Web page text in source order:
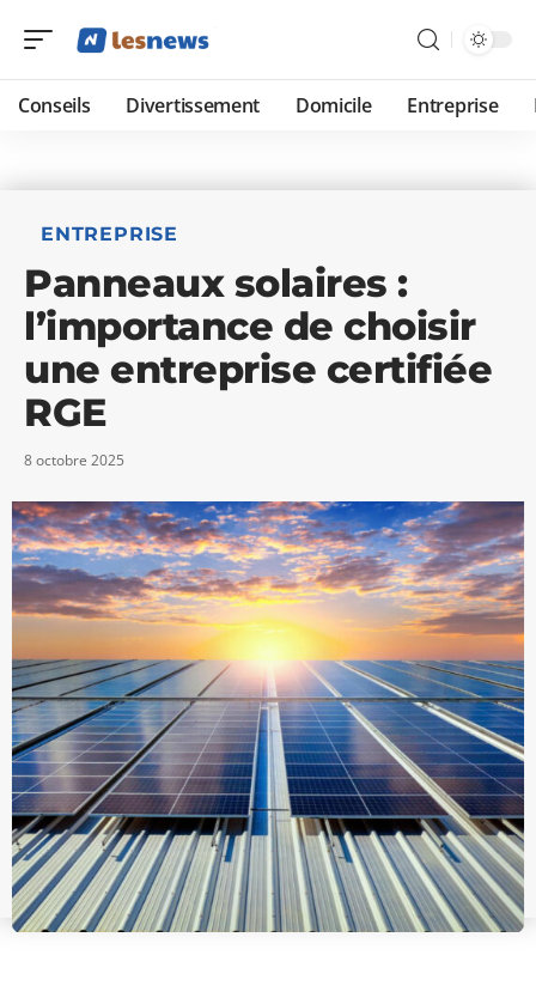
Conseils Divertissement Domicile Entreprise
ENTREPRISE
Panneaux solaires :
l’importance de choisir
une entreprise certifiée
RGE
8 octobre 2025